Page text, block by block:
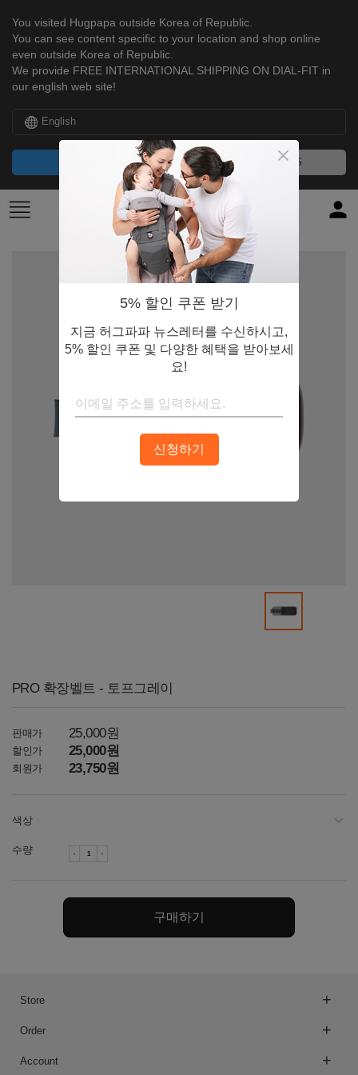
You visited Hugpapa outside Korea of Republic.
You can see content specific to your location and shop online
even outside Korea of Republic.
We provide FREE INTERNATIONAL SHIPPING ON DIAL-FIT in
our english web site!
English
NO, THANKS
PRO 확장벨트 - 토프그레이
판매가 25,000원
할인가 25,000원
회원가 23,750원
색상
토프
수량
구매하기
Store
Order
Account
5% 할인 쿠폰 받기
지금 허그파파 뉴스레터를 수신하시고,
5% 할인 쿠폰 및 다양한 혜택을 받아보세
요!
신청하기